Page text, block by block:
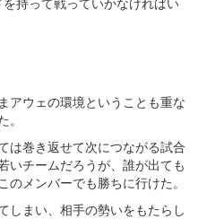
持って戦っていかなければい
アウェの環境ということも重な
。
は巻き返せて次につながる試合
いチームだろうが、誰が出ても
のメンバーでも勝ちに行けた。
しまい、相手の勢いをもたらし